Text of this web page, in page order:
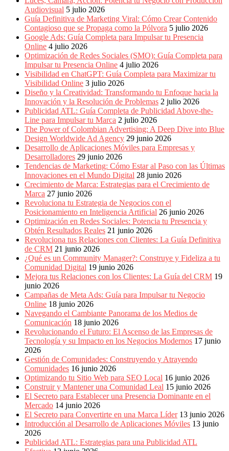
BTL,
Periódicos
Producción
Gráfica
Colombia.
Audiovisual 5 julio 2026
Guía Definitiva de Marketing Viral: Cómo Crear Contenido
Contagioso que se Propaga como la Pólvora 5 julio 2026
Google Ads: Guía Completa para Impulsar tu Presencia
Online 4 julio 2026
Optimización de Redes Sociales (SMO): Guía Completa para
Impulsar tu Presencia Online 4 julio 2026
Visibilidad en ChatGPT: Guía Completa para Maximizar tu
Visibilidad Online 3 julio 2026
Diseño y la Creatividad: Transformando tu Enfoque hacia la
Innovación y la Resolución de Problemas 2 julio 2026
Publicidad ATL: Guía Completa de Publicidad Above-the-
Line para Impulsar tu Marca 2 julio 2026
The Power of Colombian Advertising: A Deep Dive into Blue
Design Worldwide Ad Agency 29 junio 2026
Desarrollo de Aplicaciones Móviles para Empresas y
Desarrolladores 29 junio 2026
Tendencias de Marketing: Cómo Estar al Paso con las Últimas
Innovaciones en el Mundo Digital 28 junio 2026
Crecimiento de Marca: Estrategias para el Crecimiento de
Marca 27 junio 2026
Revoluciona tu Estrategia de Negocios con el
Posicionamiento en Inteligencia Artificial 26 junio 2026
Optimización en Redes Sociales: Potencia tu Presencia y
Obtén Resultados Reales 21 junio 2026
Revoluciona tus Relaciones con Clientes: La Guía Definitiva
de CRM 21 junio 2026
¿Qué es un Community Manager?: Construye y Fideliza a tu
Comunidad Digital 19 junio 2026
Mejora tus Relaciones con los Clientes: La Guía del CRM 19
junio 2026
Campañas de Meta Ads: Guía para Impulsar tu Negocio
Online 18 junio 2026
Navegando el Cambiante Panorama de los Medios de
Comunicación 18 junio 2026
Revolucionando el Futuro: El Ascenso de las Empresas de
Tecnología y su Impacto en los Negocios Modernos 17 junio
2026
Gestión de Comunidades: Construyendo y Atrayendo
Comunidades 16 junio 2026
Optimizando tu Sitio Web para SEO Local 16 junio 2026
Construir y Mantener una Comunidad Leal 15 junio 2026
El Secreto para Establecer una Presencia Dominante en el
Mercado 14 junio 2026
El Secreto para Convertirte en una Marca Líder 13 junio 2026
Introducción al Desarrollo de Aplicaciones Móviles 13 junio
2026
Publicidad ATL: Estrategias para una Publicidad ATL